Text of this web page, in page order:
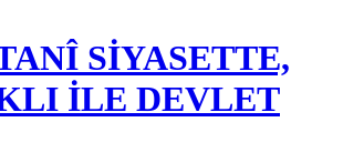
SİYASETTE,
İLE DEVLET